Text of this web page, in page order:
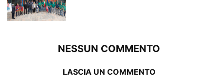
NESSUN COMMENTO
LASCIA UN COMMENTO